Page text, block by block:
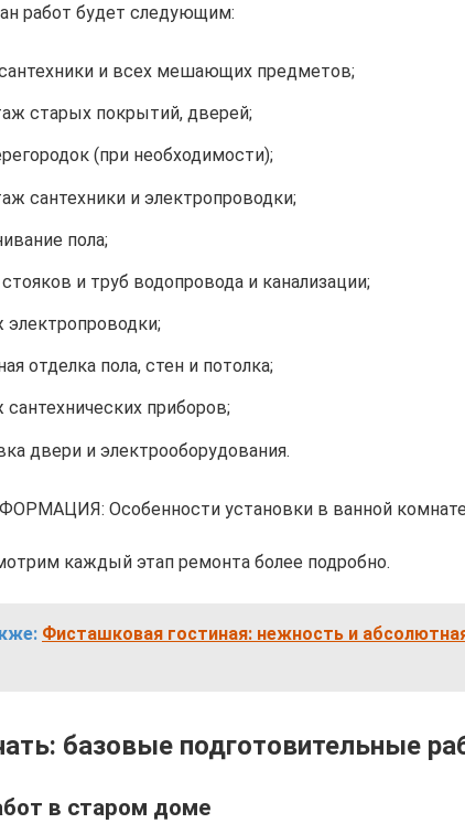
работ будет следующим:
и всех мешающих предметов;
старых покрытий, дверей;
(при необходимости);
сантехники и электропроводки;
пола;
и труб водопровода и канализации;
электропроводки;
отделка пола, стен и потолка;
приборов;
двери и электрооборудования.
Особенности установки в ванной комнате
каждый этап ремонта более подробно.
Фисташковая гостиная: нежность и
базовые подготовительные
в старом доме